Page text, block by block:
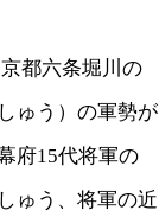
都六条堀川の
ゅう）の軍勢が
府15代将軍の
ゅう、将軍の近